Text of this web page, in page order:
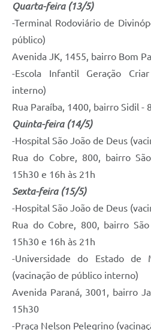
Quarta-feira (13/5)
-Terminal Rodoviário de
público)
Avenida JK, 1455, bairro Bom
-Escola Infantil Geração
interno)
Rua Paraíba, 1400, bairro Sidil -
Quinta-feira (14/5)
-Hospital São João de Deus
Rua do Cobre, 800, bairro
15h30 e 16h às 21h
Sexta-feira (15/5)
-Hospital São João de Deus
Rua do Cobre, 800, bairro
15h30 e 16h às 21h
-Universidade do Estado de
(vacinação de público interno)
Avenida Paraná, 3001, bairro
15h30
-Praça Nelson Pelegrino